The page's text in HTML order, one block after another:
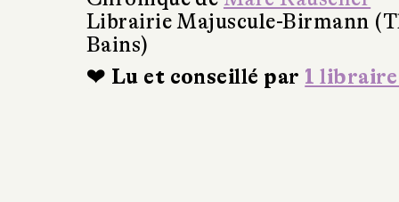
Librairie Majuscule-Birmann
Bains)
❤ Lu et conseillé par 1